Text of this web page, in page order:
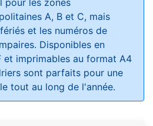
pour les zones
A, B et C, mais
et les numéros de
Disponibles en
et imprimables au format A4
sont parfaits pour une
tout au long de l'année.